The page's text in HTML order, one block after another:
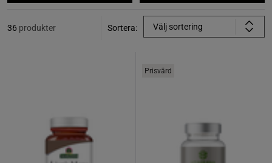
36 produkter Sortera: Välj sortering
Prisvärd